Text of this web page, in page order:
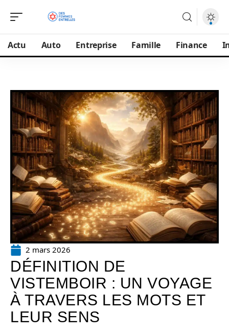
Actu Auto Entreprise Famille Finance
2 mars 2026
DÉFINITION DE
VISTEMBOIR : UN VOYAGE
À TRAVERS LES MOTS ET
LEUR SENS